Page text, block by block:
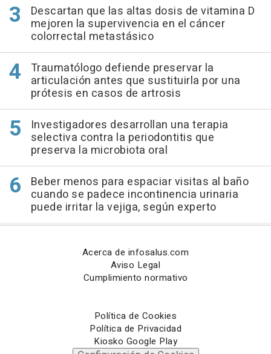
Descartan que las altas dosis de vitamina D
mejoren la supervivencia en el cáncer
colorrectal metastásico
Traumatólogo defiende preservar la
articulación antes que sustituirla por una
prótesis en casos de artrosis
Investigadores desarrollan una terapia
selectiva contra la periodontitis que
preserva la microbiota oral
Beber menos para espaciar visitas al baño
cuando se padece incontinencia urinaria
puede irritar la vejiga, según experto
Acerca de infosalus.com
Aviso Legal
Cumplimiento normativo
Política de Cookies
Política de Privacidad
Kiosko Google Play